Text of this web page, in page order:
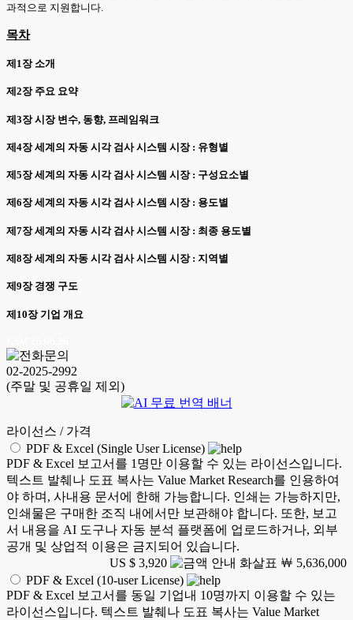
과적으로 지원합니다.
목차
제1장 소개
제2장 주요 요약
제3장 시장 변수, 동향, 프레임워크
제4장 세계의 자동 시각 검사 시스템 시장 : 유형별
제5장 세계의 자동 시각 검사 시스템 시장 : 구성요소별
제6장 세계의 자동 시각 검사 시스템 시장 : 용도별
제7장 세계의 자동 시각 검사 시스템 시장 : 최종 용도별
제8장 세계의 자동 시각 검사 시스템 시장 : 지역별
제9장 경쟁 구도
제10장 기업 개요
02-2025-2992
(주말 및 공휴일 제외)
라이선스 / 가격
PDF & Excel (Single User License)
PDF & Excel 보고서를 1명만 이용할 수 있는 라이선스입니다.
텍스트 발췌나 도표 복사는 Value Market Research를 인용하여
야 하며, 사내용 문서에 한해 가능합니다. 인쇄는 가능하지만,
인쇄물은 구매한 조직 내에서만 보관해야 합니다. 또한, 보고
서 내용을 AI 도구나 자동 분석 플랫폼에 업로드하거나, 외부
공개 및 상업적 이용은 금지되어 있습니다.
US $ 3,920
￦ 5,636,000
PDF & Excel (10-user License)
PDF & Excel 보고서를 동일 기업내 10명까지 이용할 수 있는
라이선스입니다. 텍스트 발췌나 도표 복사는 Value Market